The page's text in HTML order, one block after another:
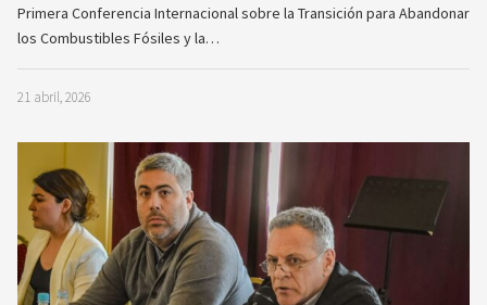
Primera Conferencia Internacional sobre la Transición para Abandonar
los Combustibles Fósiles y la…
21 abril, 2026